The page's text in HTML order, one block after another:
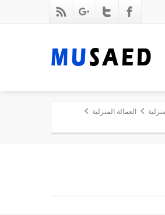
العمالة المنزلية